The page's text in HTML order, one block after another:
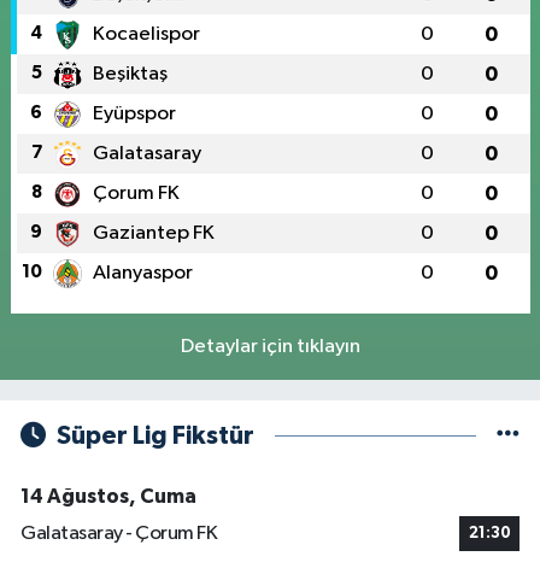
4 Kocaelispor 0 0
5 Beşiktaş 0 0
6 Eyüpspor 0 0
7 Galatasaray 0 0
8 Çorum FK 0 0
9 Gaziantep FK 0 0
10 Alanyaspor 0 0
Detaylar için tıklayın
Süper Lig Fikstür
14 Ağustos, Cuma
Galatasaray - Çorum FK
21:30